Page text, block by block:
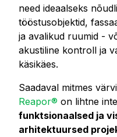
need ideaalseks
tööstusobjektid,
ja avalikud ruumid -
akustiline kontroll ja
käsikäes.
Saadaval mitmes
Reapor® on lihtne
funktsionaalsed ja
arhitektuursed